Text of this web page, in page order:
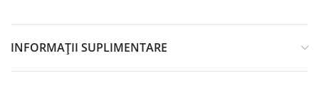
INFORMAȚII SUPLIMENTARE